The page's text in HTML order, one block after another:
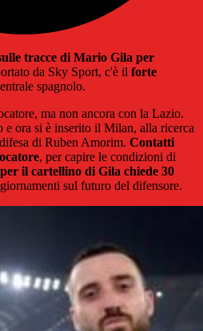
tracce di Mario Gila per
da Sky Sport, c'è il forte
spagnolo.
ma non ancora con la Lazio.
e ora si è inserito il Milan, alla ricerca
di Ruben Amorim. Contatti
, per capire le condizioni di
il cartellino di Gila chiede 30
sul futuro del difensore.